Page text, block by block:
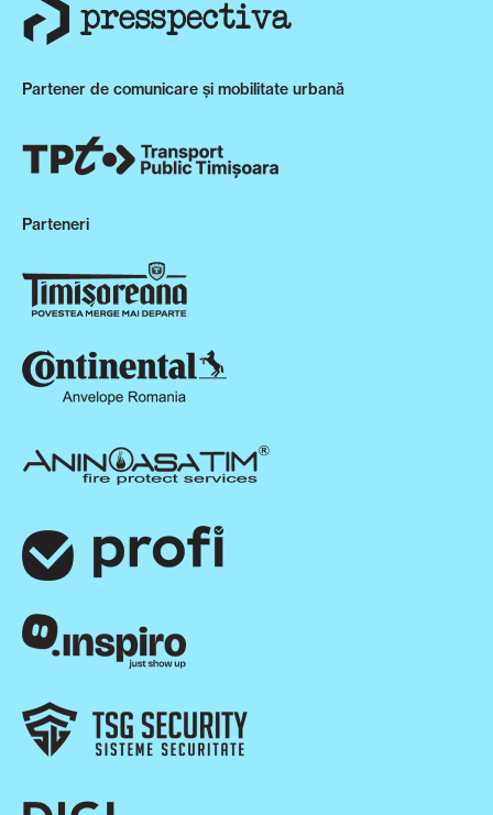
Partener de comunicare și mobilitate urbană
Parteneri